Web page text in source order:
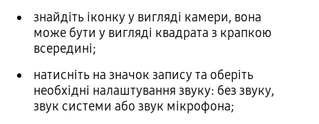
знайдіть іконку у вигляді камери, вона
може бути у вигляді квадрата з крапкою
всередині;
натисніть на значок запису та оберіть
необхідні налаштування звуку: без звуку,
звук системи або звук мікрофона;